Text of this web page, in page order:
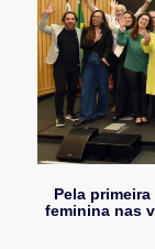
Pela
feminina nas